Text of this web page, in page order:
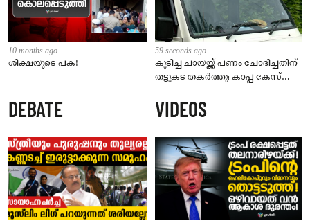
10 months ago
ശിക്ഷയുടെ പക!
59 seconds ago
കുടിച്ച ചായയ്ക്ക് പണം ചോദിച്ചതിന്
തട്ടുകട തകർത്തു: കാപ്പ കേസ്
DEBATE VIDEOS